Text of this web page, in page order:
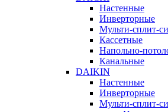
Настенные
Инверторные
Мульти-сплит-
Кассетные
Напольно-
Канальные
DAIKIN
Настенные
Инверторные
Мульти-сплит-